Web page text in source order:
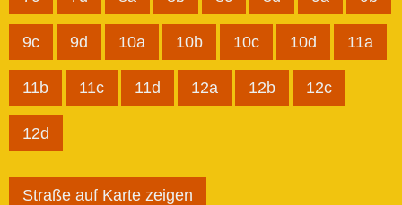
9c 9d 10a 10b 10c 10d 11a
11b 11c 11d 12a 12b 12c
12d
Straße auf Karte zeigen